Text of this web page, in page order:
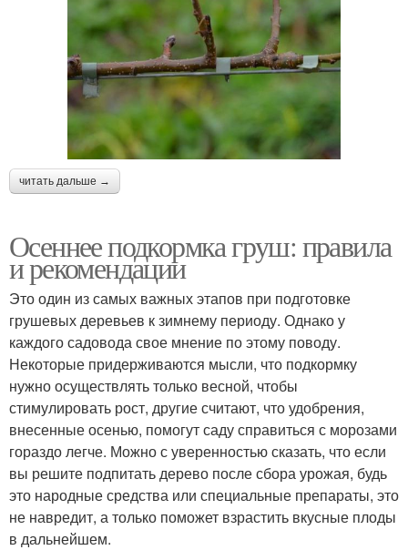
читать дальше →
Осеннее подкормка груш: правила
и рекомендации
Это один из самых важных этапов при подготовке
грушевых деревьев к зимнему периоду. Однако у
каждого садовода свое мнение по этому поводу.
Некоторые придерживаются мысли, что подкормку
нужно осуществлять только весной, чтобы
стимулировать рост, другие считают, что удобрения,
внесенные осенью, помогут саду справиться с морозами
гораздо легче. Можно с уверенностью сказать, что если
вы решите подпитать дерево после сбора урожая, будь
это народные средства или специальные препараты, это
не навредит, а только поможет взрастить вкусные плоды
в дальнейшем.